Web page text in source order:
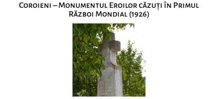
Coroieni – Monumentul Eroilor căzuţi în Primul
Război Mondial (1926)